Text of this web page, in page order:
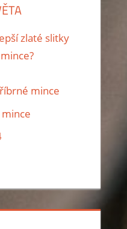
zlaté slitky
mince